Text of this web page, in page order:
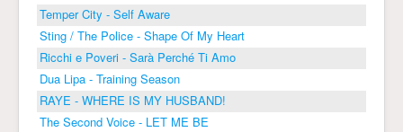
Temper City - Self Aware
Sting / The Police - Shape Of My Heart
Ricchi e Poveri - Sarà Perché Ti Amo
Dua Lipa - Training Season
RAYE - WHERE IS MY HUSBAND!
The Second Voice - LET ME BE